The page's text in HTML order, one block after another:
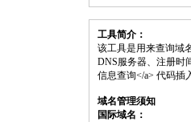
工具简介：
该工具是用来查询域
DNS服务器、注册时
信息查询</a> 代码插
域名管理须知
国际域名：